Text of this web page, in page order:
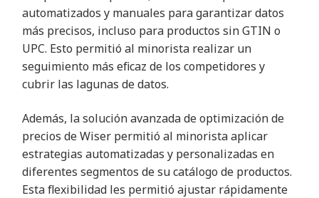
automatizados y manuales para garantizar datos
más precisos, incluso para productos sin GTIN o
UPC. Esto permitió al minorista realizar un
seguimiento más eficaz de los competidores y
cubrir las lagunas de datos.
Además, la solución avanzada de optimización de
precios de Wiser permitió al minorista aplicar
estrategias automatizadas y personalizadas en
diferentes segmentos de su catálogo de productos.
Esta flexibilidad les permitió ajustar rápidamente